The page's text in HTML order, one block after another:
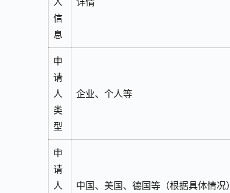
信
息
申
请
人
类
型
企业、个人等
申
请
人
中国、美国、德国等（根据具体情况）